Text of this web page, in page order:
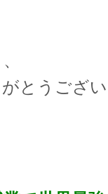
とうござい